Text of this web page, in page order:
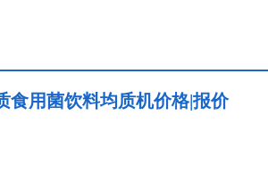
食用菌饮料均质机价格|报价